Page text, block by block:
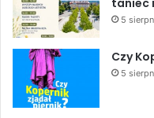
taniec
5
Czy
5